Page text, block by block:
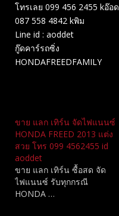
โทรเลย 099 456 2455 kอ๊อด
087 558 4842 kพิม
Line id : aoddet
กู๊ดคาร์รถซิ่ง
HONDAFREEDFAMILY
ขาย แลก เทิร์น จัดไฟแนนซ์
HONDA FREED 2013 แต่ง
สวย โทร 099 4562455 id
aoddet
ขาย แลก เทิร์น ซื้อสด จัด
ไฟแนนซ์ รับทุกกรณี
HONDA …